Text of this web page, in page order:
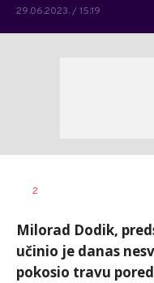
29.06.2023. / 15:19
AUTOR
2
Milorad Dodik,
učinio je danas
pokosio travu